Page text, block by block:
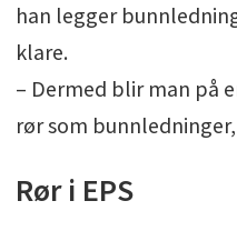
han legger
klare.
– Dermed blir man på
rør som
Rør i EPS